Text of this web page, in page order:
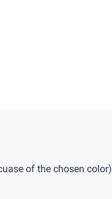
of the chosen color)